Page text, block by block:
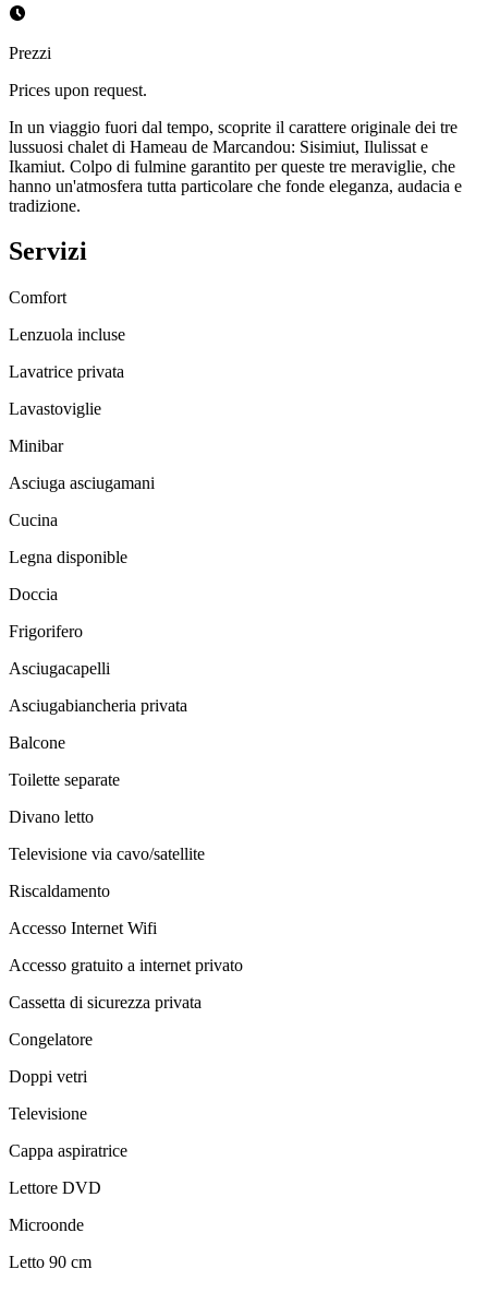
Prezzi
Prices upon request.
In un viaggio fuori dal tempo, scoprite il carattere originale dei tre
lussuosi chalet di Hameau de Marcandou: Sisimiut, Ilulissat e
Ikamiut. Colpo di fulmine garantito per queste tre meraviglie, che
hanno un'atmosfera tutta particolare che fonde eleganza, audacia e
tradizione.
Servizi
Comfort
Lenzuola incluse
Lavatrice privata
Lavastoviglie
Minibar
Asciuga asciugamani
Cucina
Legna disponible
Doccia
Frigorifero
Asciugacapelli
Asciugabiancheria privata
Balcone
Toilette separate
Divano letto
Televisione via cavo/satellite
Riscaldamento
Accesso Internet Wifi
Accesso gratuito a internet privato
Cassetta di sicurezza privata
Congelatore
Doppi vetri
Televisione
Cappa aspiratrice
Lettore DVD
Microonde
Letto 90 cm